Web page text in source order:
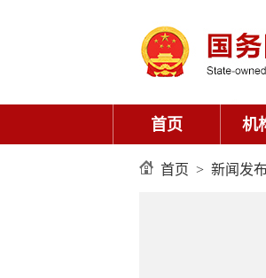
首页 机
首页 > 新闻发布